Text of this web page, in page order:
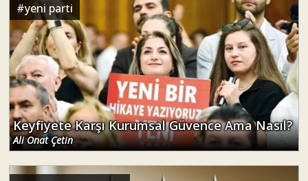
#yeni parti
Keyfiyete Karşı Kurumsal Güvence Ama Nasıl?
Ali Onat Çetin